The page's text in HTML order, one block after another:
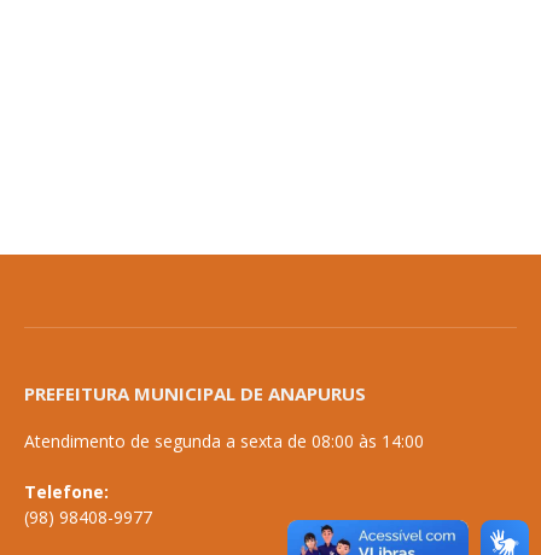
PREFEITURA MUNICIPAL DE ANAPURUS
Atendimento de segunda a sexta de 08:00 às 14:00
Telefone:
(98) 98408-9977